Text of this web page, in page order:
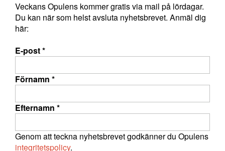
Veckans Opulens kommer gratis via mail på lördagar.
Du kan när som helst avsluta nyhetsbrevet. Anmäl dig
här:
E-post*
Förnamn *
Efternamn *
Genom att teckna nyhetsbrevet godkänner du Opulens
integritetspolicy.